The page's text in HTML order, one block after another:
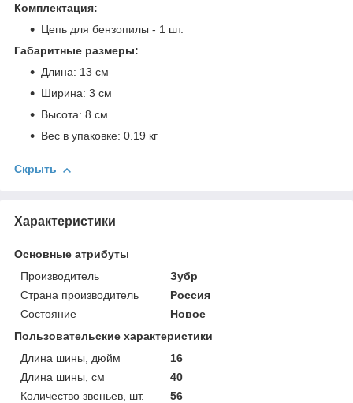
Комплектация:
Цепь для бензопилы - 1 шт.
Габаритные размеры:
Длина: 13 см
Ширина: 3 см
Высота: 8 см
Вес в упаковке: 0.19 кг
Скрыть
Характеристики
Основные атрибуты
Производитель
Зубр
Страна производитель
Россия
Состояние
Новое
Пользовательские характеристики
Длина шины, дюйм
16
Длина шины, см
40
Количество звеньев, шт.
56